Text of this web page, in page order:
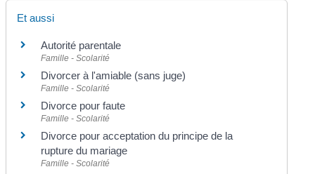
Et aussi
Autorité parentale
Famille - Scolarité
Divorcer à l'amiable (sans juge)
Famille - Scolarité
Divorce pour faute
Famille - Scolarité
Divorce pour acceptation du principe de la
rupture du mariage
Famille - Scolarité